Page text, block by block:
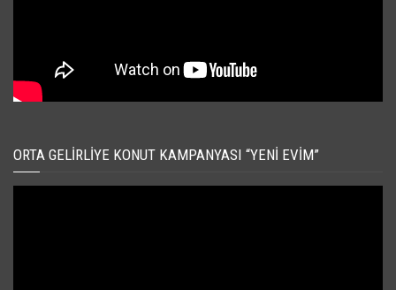
ORTA GELIRLIYE KONUT KAMPANYASI “YENI EVIM”